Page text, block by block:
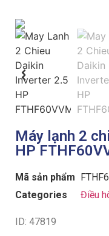
Máy lạnh 2
HP
Mã sản phẩm
Categories
Điều
ID: 47819